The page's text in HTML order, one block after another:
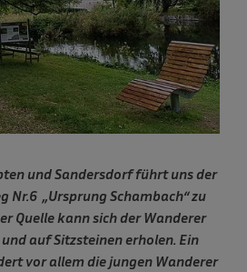
und Sandersdorf führt uns der
Nr.6 „Ursprung Schambach“ zu
Quelle kann sich der Wanderer
auf Sitzsteinen erholen. Ein
vor allem die jungen Wanderer